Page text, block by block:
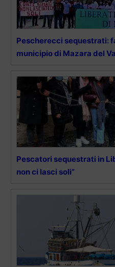
Pescherecci sequestrati:
municipio di Mazara del
Pescatori sequestrati in
non ci lasci soli”